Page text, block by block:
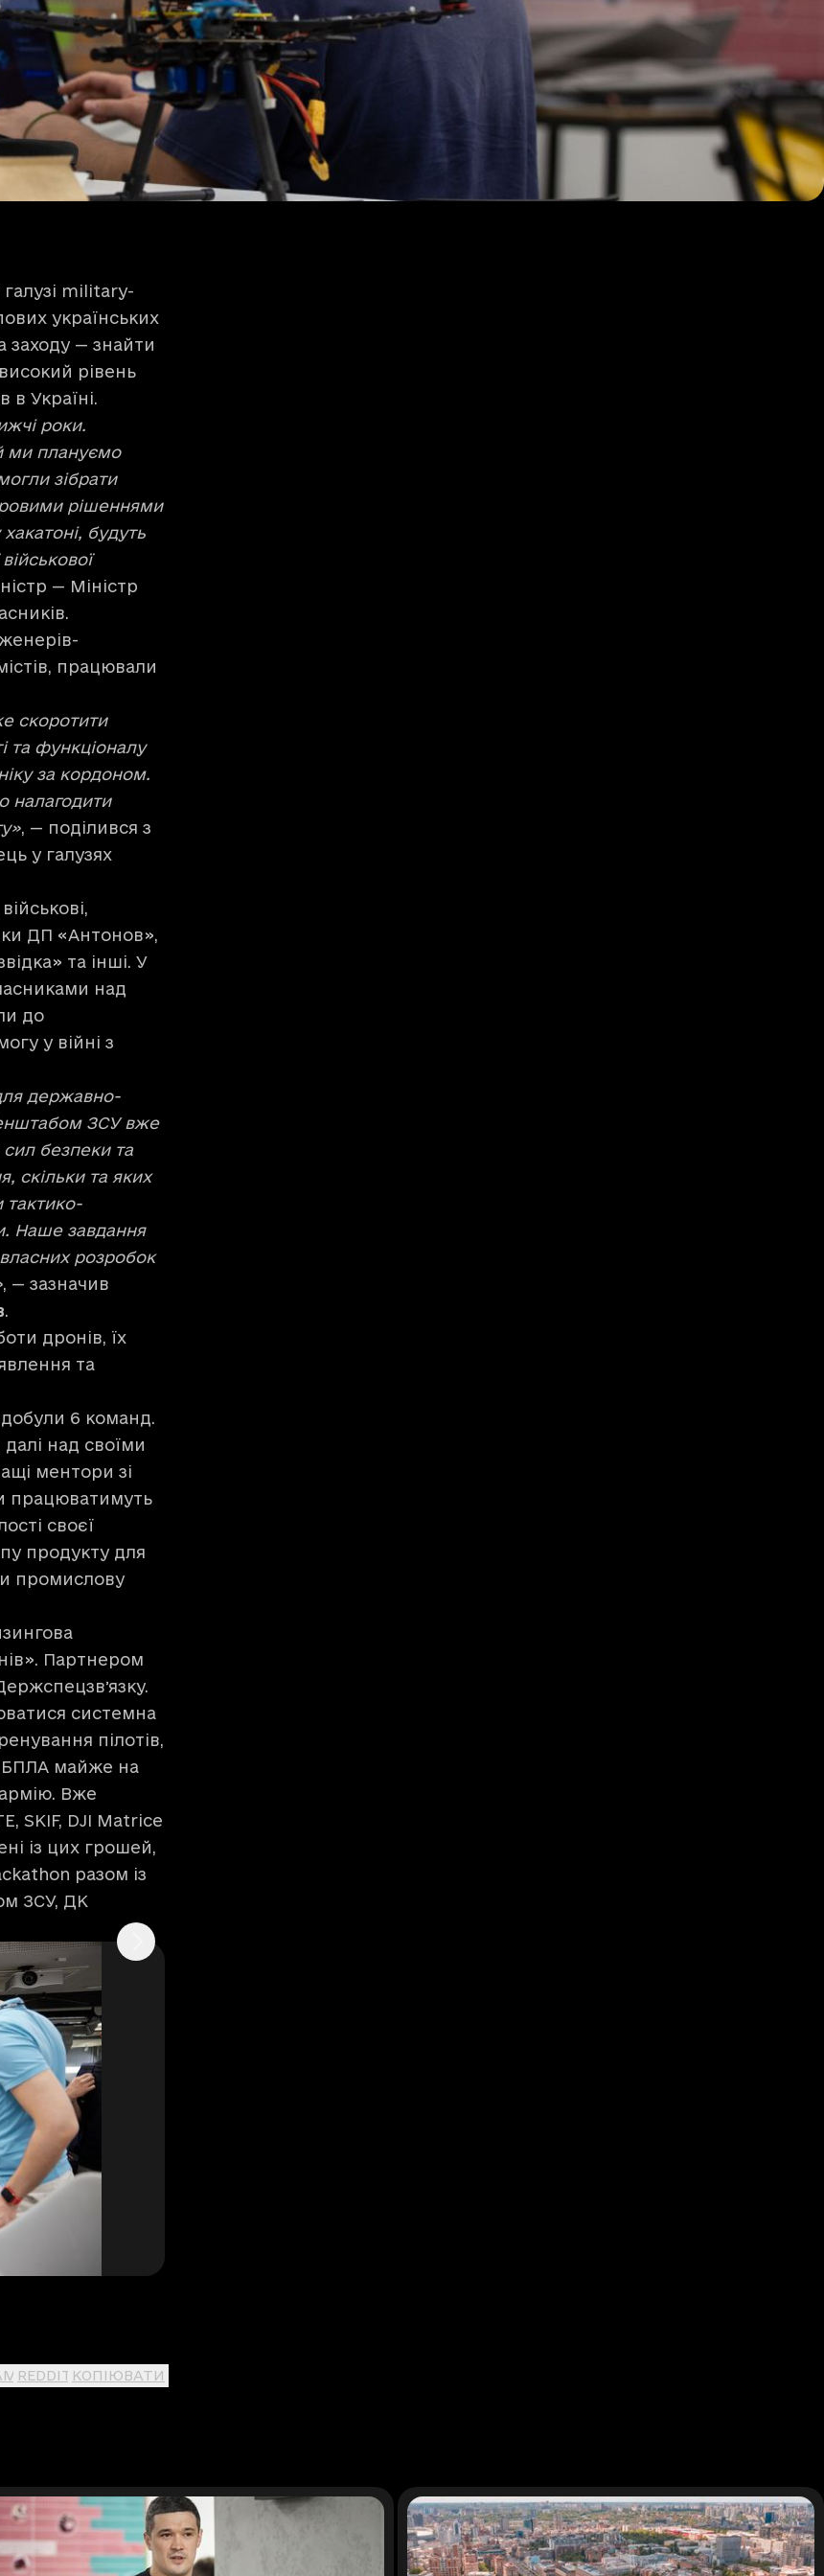
military-
українських
заходу — знайти
рівень
в Україні.
роки.
ми плануємо
зібрати
рішеннями
будуть
— Міністр
працювали
скоротити
та функціоналу
за кордоном.
налагодити
, — поділився з
у галузях
ДП «Антонов»,
та інші. У
над
до
у війні з
державно-
ЗСУ вже
безпеки та
скільки та яких
тактико-
Наше завдання
розробок
, — зазначив
.
дронів, їх
та
6 команд.
над своїми
ментори зі
працюватимуть
своєї
продукту для
промислову
. Партнером
системна
пілотів,
БПЛА майже на
армію. Вже
SKIF, DJI Matrice
із цих грошей,
разом із
ЗСУ, ДК
REDDIT КОПІЮВАТИ